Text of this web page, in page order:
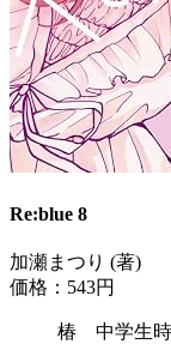
Re:blue 8
加瀬まつり (著)
価格：543円
椿 中学生時